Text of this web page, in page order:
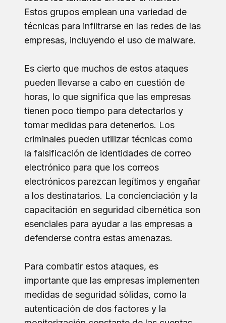
Estos grupos emplean una variedad de
técnicas para infiltrarse en las redes de las
empresas, incluyendo el uso de malware.
Es cierto que muchos de estos ataques
pueden llevarse a cabo en cuestión de
horas, lo que significa que las empresas
tienen poco tiempo para detectarlos y
tomar medidas para detenerlos. Los
criminales pueden utilizar técnicas como
la falsificación de identidades de correo
electrónico para que los correos
electrónicos parezcan legítimos y engañar
a los destinatarios. La concienciación y la
capacitación en seguridad cibernética son
esenciales para ayudar a las empresas a
defenderse contra estas amenazas.
Para combatir estos ataques, es
importante que las empresas implementen
medidas de seguridad sólidas, como la
autenticación de dos factores y la